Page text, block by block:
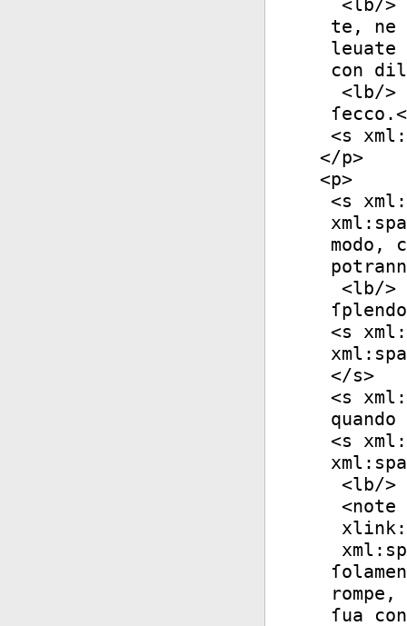
<lb/>
te, ne
leuate
con
<lb/>
<s
</p>
<p>
<s
modo,
<lb/>
<s
</s>
<s
<s
<lb/>
<note
ſua